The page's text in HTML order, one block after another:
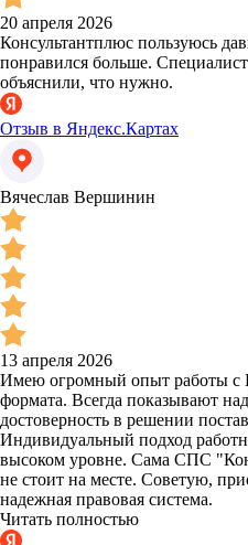
20 апреля 2026
Консультантплюс пользуюсь
понравился больше.
объяснили, что нужно.
Отзыв в Яндекс.Картах
Вячеслав Вершинин
13 апреля 2026
Имею огромный опыт работы с
формата. Всегда показывают
достоверность в решении
Индивидуальный подход
высоком уровне. Сама СПС
не стоит на месте. Советую,
надежная правовая система.
Читать полностью